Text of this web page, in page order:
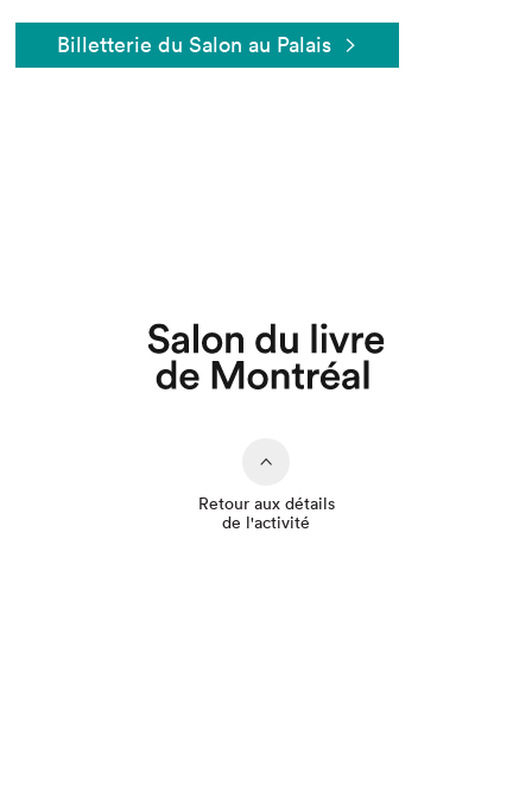
Billetterie du Salon au Palais
Retour aux détails
de l'activité